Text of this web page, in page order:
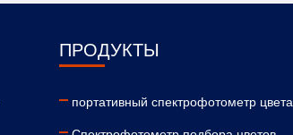
ПРОДУКТЫ
портативный спектрофотометр цвета